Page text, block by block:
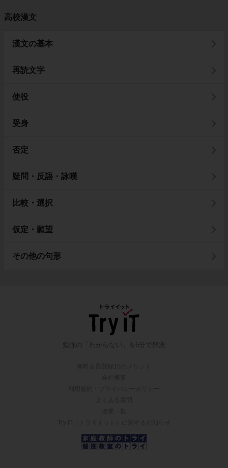
高校漢文
漢文の基本
再読文字
使役
受身
否定
疑問・反語・詠嘆
比較・選択
仮定・願望
その他の句形
勉強の「わからない」を5分で解決